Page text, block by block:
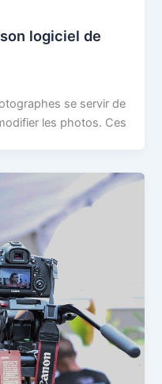
logiciel de
se servir de
les photos. Ces